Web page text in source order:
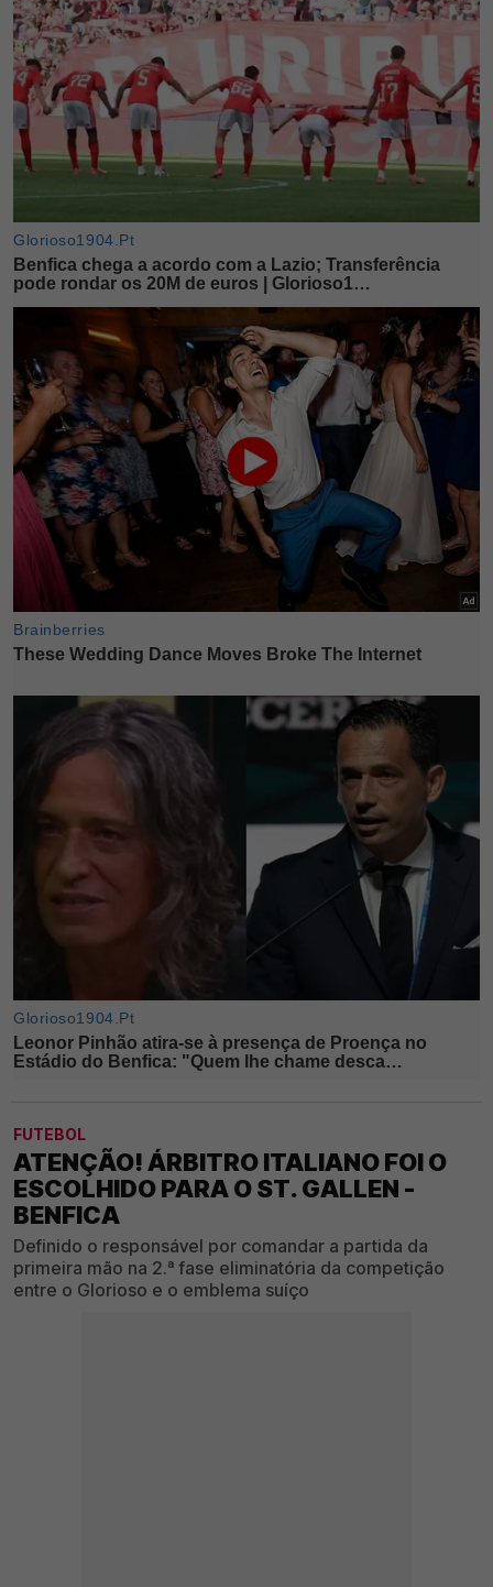
FUTEBOL
ATENÇÃO! ÁRBITRO ITALIANO FOI O
ESCOLHIDO PARA O ST. GALLEN -
BENFICA
Definido o responsável por comandar a partida da
primeira mão na 2.ª fase eliminatória da competição
entre o Glorioso e o emblema suíço